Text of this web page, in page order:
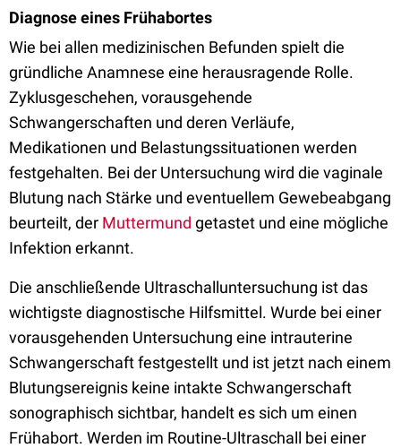
Diagnose eines Frühabortes
Wie bei allen medizinischen Befunden spielt die
gründliche Anamnese eine herausragende Rolle.
Zyklusgeschehen, vorausgehende
Schwangerschaften und deren Verläufe,
Medikationen und Belastungssituationen werden
festgehalten. Bei der Untersuchung wird die vaginale
Blutung nach Stärke und eventuellem Gewebeabgang
beurteilt, der Muttermund getastet und eine mögliche
Infektion erkannt.
Die anschließende Ultraschalluntersuchung ist das
wichtigste diagnostische Hilfsmittel. Wurde bei einer
vorausgehenden Untersuchung eine intrauterine
Schwangerschaft festgestellt und ist jetzt nach einem
Blutungsereignis keine intakte Schwangerschaft
sonographisch sichtbar, handelt es sich um einen
Frühabort. Werden im Routine-Ultraschall bei einer